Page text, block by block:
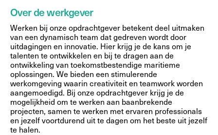
Over de werkgever
Werken bij onze opdrachtgever betekent deel uitmaken
van een dynamisch team dat gedreven wordt door
uitdagingen en innovatie. Hier krijg je de kans om je
talenten te ontwikkelen en bij te dragen aan de
ontwikkeling van toekomstbestendige maritieme
oplossingen. We bieden een stimulerende
werkomgeving waarin creativiteit en teamwork worden
aangemoedigd. Bij onze opdrachtgever krijg je de
mogelijkheid om te werken aan baanbrekende
projecten, samen te werken met ervaren professionals
en jezelf voortdurend uit te dagen om het beste uit jezelf
te halen.